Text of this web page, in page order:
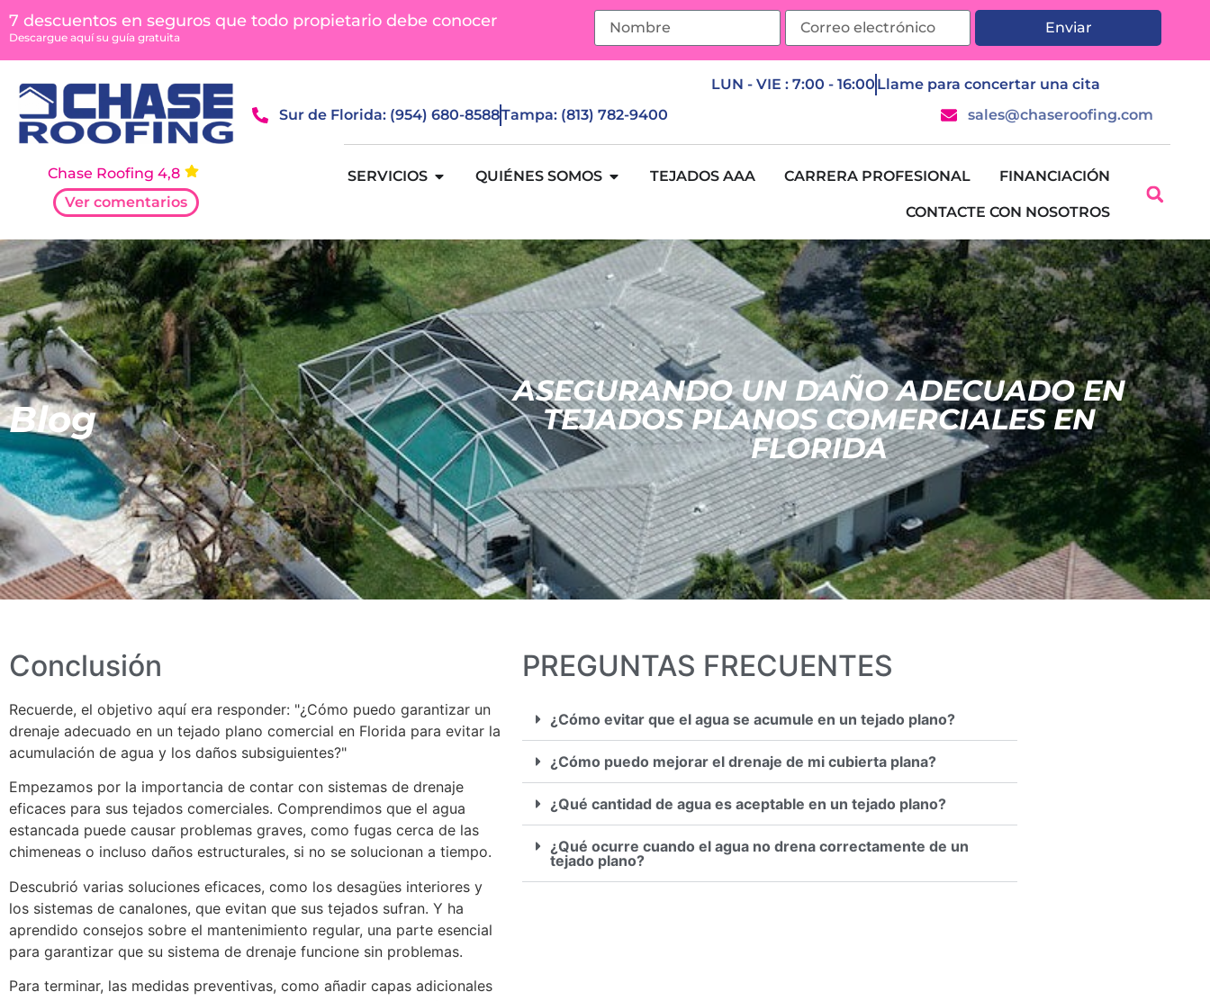
contenido
7 descuentos en seguros que todo propietario debe conocer
Descargue aquí su guía gratuita
Enviar
Chase Roofing 4,8
Ver comentarios
LUN - VIE : 7:00 - 16:00 Llame para concertar una cita
Sur de Florida: (954) 680-8588Tampa: (813) 782-9400 sales@chaseroofing.com
SERVICIOS QUIÉNES SOMOS TEJADOS AAA CARRERA PROFESIONAL FINANCIACIÓN
CONTACTE CON NOSOTROS
Blog
ASEGURANDO UN DAÑO ADECUADO EN
TEJADOS PLANOS COMERCIALES EN
FLORIDA
Conclusión
Recuerde, el objetivo aquí era responder: "¿Cómo puedo garantizar un
drenaje adecuado en un tejado plano comercial en Florida para evitar la
acumulación de agua y los daños subsiguientes?"
Empezamos por la importancia de contar con sistemas de drenaje
eficaces para sus tejados comerciales. Comprendimos que el agua
estancada puede causar problemas graves, como fugas cerca de las
chimeneas o incluso daños estructurales, si no se solucionan a tiempo.
Descubrió varias soluciones eficaces, como los desagües interiores y
los sistemas de canalones, que evitan que sus tejados sufran. Y ha
aprendido consejos sobre el mantenimiento regular, una parte esencial
para garantizar que su sistema de drenaje funcione sin problemas.
Para terminar, las medidas preventivas, como añadir capas adicionales
PREGUNTAS FRECUENTES
¿Cómo evitar que el agua se acumule en un tejado plano?
¿Cómo puedo mejorar el drenaje de mi cubierta plana?
¿Qué cantidad de agua es aceptable en un tejado plano?
¿Qué ocurre cuando el agua no drena correctamente de un
tejado plano?